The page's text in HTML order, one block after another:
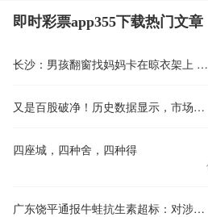
即时彩票app355下载热门文章
长沙：男孩翻窗找妈妈卡在晾衣架上 好心人高空托举救娃
又是百股破净！历史数据显示，市场底已越来越近
四座城，四种舍，四种得
广东饶平通报牛蛙抗生素超标：对涉事产品进行封存并抽样送检